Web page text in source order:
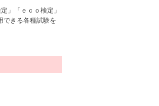
」「ｅｃｏ検定」
できる各種試験を